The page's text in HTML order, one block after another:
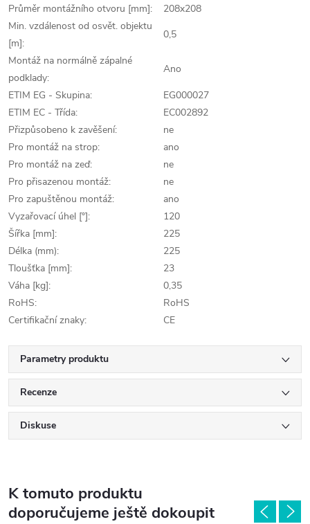
Průměr montážního otvoru [mm]:
208x208
Min. vzdálenost od osvět. objektu
[m]:
0,5
Montáž na normálně zápalné
podklady:
Ano
ETIM EG - Skupina:
EG000027
ETIM EC - Třída:
EC002892
Přizpůsobeno k zavěšení:
ne
Pro montáž na strop:
ano
Pro montáž na zeď:
ne
Pro přisazenou montáž:
ne
Pro zapuštěnou montáž:
ano
Vyzařovací úhel [°]:
120
Šířka [mm]:
225
Délka (mm):
225
Tloušťka [mm]:
23
Váha [kg]:
0,35
RoHS:
RoHS
Certifikační znaky:
CE
Parametry produktu
Recenze
Diskuse
K tomuto produktu
doporučujeme ještě dokoupit